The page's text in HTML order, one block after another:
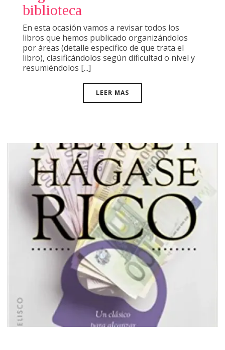
biblioteca
En esta ocasión vamos a revisar todos los
libros que hemos publicado organizándolos
por áreas (detalle especifico de que trata el
libro), clasificándolos según dificultad o nivel y
resumiéndolos [...]
LEER MAS